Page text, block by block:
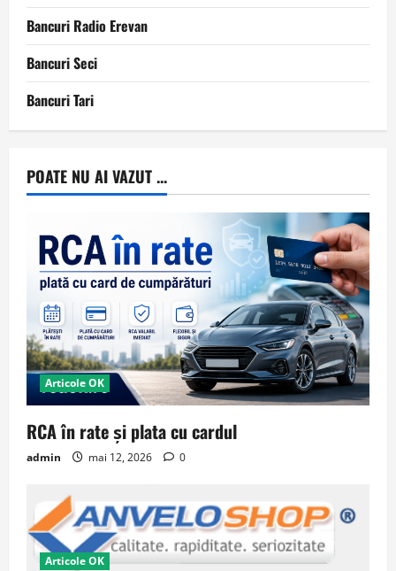
Bancuri Radio Erevan
Bancuri Seci
Bancuri Tari
POATE NU AI VAZUT ...
Articole OK
RCA în rate și plata cu cardul
admin mai 12, 2026 0
Articole OK